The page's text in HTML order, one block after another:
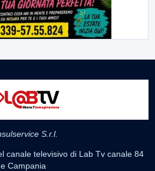
S.r.l.
canale televisivo di Lab Tv canale 84
Campania